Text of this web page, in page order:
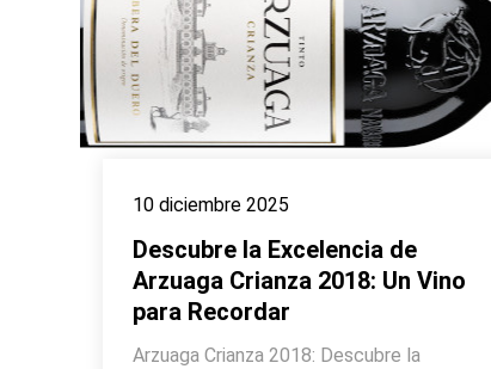
10 diciembre 2025
Descubre la Excelencia de
Arzuaga Crianza 2018: Un Vino
para Recordar
Arzuaga Crianza 2018: Descubre la